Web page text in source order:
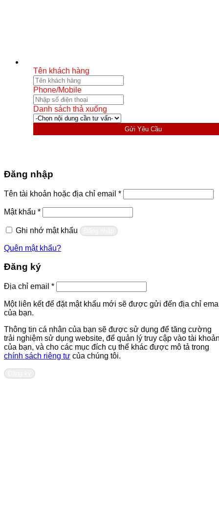
Tên khách hàng
Phone/Mobile
Danh sách thả xuống
Gửi Yêu Cầu
Đăng nhập
Tên tài khoản hoặc địa chỉ email *Bắt
buộc
Mật khẩu *Bắt
buộc
Ghi nhớ mật khẩu
Quên mật khẩu?
Đăng ký
Địa chỉ email *Bắt
buộc
Một liên kết để đặt mật khẩu mới sẽ được gửi đến địa chỉ
của bạn.
Thông tin cá nhân của bạn sẽ được sử dụng để tăng cường
trải nghiệm sử dụng website, để quản lý truy cập vào tài
của bạn, và cho các mục đích cụ thể khác được mô tả trong
chính sách riêng tư của chúng tôi.